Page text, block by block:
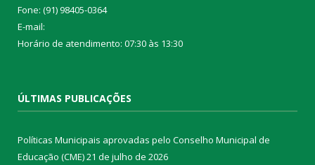
Fone: (91) 98405-0364
E-mail:
Horário de atendimento: 07:30 às 13:30
ÚLTIMAS PUBLICAÇÕES
Políticas Municipais aprovadas pelo Conselho Municipal de
Educação (CME)21 de julho de 2026